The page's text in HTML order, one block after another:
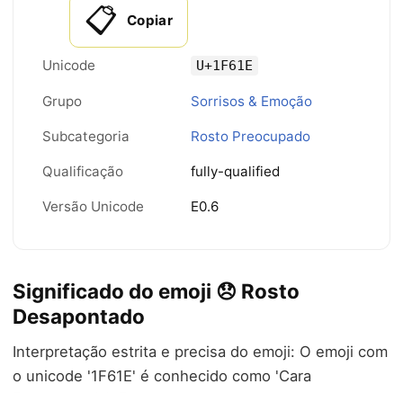
📋 Copiar
Unicode U+1F61E
Grupo Sorrisos & Emoção
Subcategoria Rosto Preocupado
Qualificação fully-qualified
Versão Unicode E0.6
Significado do emoji 😞 Rosto
Desapontado
Interpretação estrita e precisa do emoji: O emoji com
o unicode '1F61E' é conhecido como 'Cara